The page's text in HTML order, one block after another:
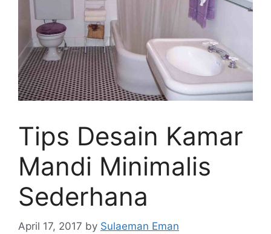
Tips Desain Kamar
Mandi Minimalis
Sederhana
April 17, 2017 by Sulaeman Eman